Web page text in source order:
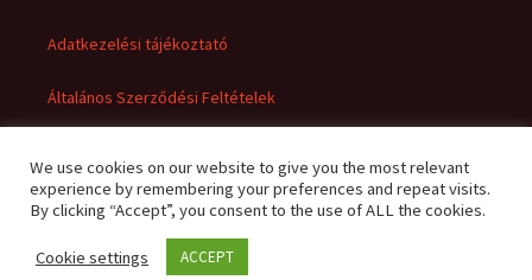
Adatkezelési tájékoztató
Általános Szerződési Feltételek
Adatkezelési tájékoztató
We use cookies on our website to give you the most relevant
experience by remembering your preferences and repeat visits.
By clicking “Accept”, you consent to the use of ALL the cookies.
Cookie settings ACCEPT